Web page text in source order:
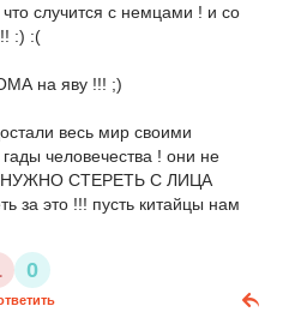
случится с немцами ! и со
:) :(
на яву !!! ;)
весь мир своими
человечества ! они не
СТЕРЕТЬ С ЛИЦА
это !!! пусть китайцы нам
0